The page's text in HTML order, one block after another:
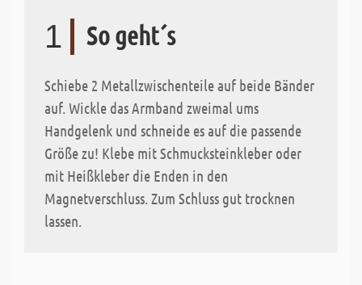
1 So geht´s
Schiebe 2 Metallzwischenteile auf beide Bänder
auf. Wickle das Armband zweimal ums
Handgelenk und schneide es auf die passende
Größe zu! Klebe mit Schmucksteinkleber oder
mit Heißkleber die Enden in den
Magnetverschluss. Zum Schluss gut trocknen
lassen.